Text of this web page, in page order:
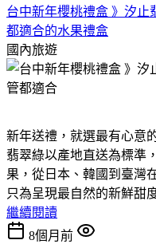
台中新年櫻桃禮盒 》汐止
都適合的水果禮盒
國內旅遊
新年送禮，就選最有心意
翡翠綠以產地直送為標準
果，從日本、韓國到臺灣
只為呈現最自然的新鮮甜
繼續閱讀
8個月前